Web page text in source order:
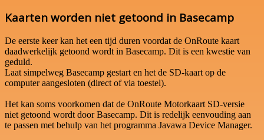
Kaarten worden niet getoond in Basecamp
De eerste keer kan het een tijd duren voordat de OnRoute kaart
daadwerkelijk getoond wordt in Basecamp. Dit is een kwestie van
geduld.
Laat simpelweg Basecamp gestart en het de SD-kaart op de
computer aangesloten (direct of via toestel).
Het kan soms voorkomen dat de OnRoute Motorkaart SD-versie
niet getoond wordt door Basecamp. Dit is redelijk eenvouding aan
te passen met behulp van het programma Javawa Device Manager.